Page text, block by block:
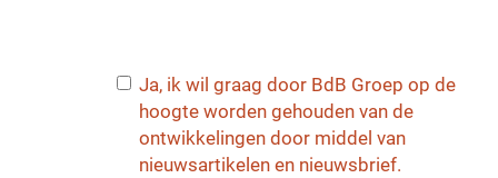
Ja, ik wil graag door BdB Groep op de
hoogte worden gehouden van de
ontwikkelingen door middel van
nieuwsartikelen en nieuwsbrief.